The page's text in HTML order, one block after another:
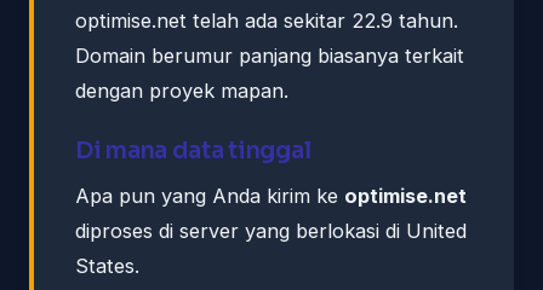
optimise.net telah ada sekitar 22.9 tahun.
Domain berumur panjang biasanya terkait
dengan proyek mapan.
Di mana data tinggal
Apa pun yang Anda kirim ke optimise.net
diproses di server yang berlokasi di United
States.